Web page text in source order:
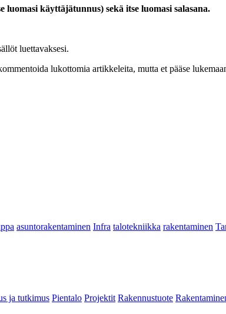
käyttäjätunnus) sekä itse luomasi salasana.
luettavaksesi.
lukottomia artikkeleita, mutta et pääse
asuntorakentaminen Infra talotekniikka rakentaminen
ja tutkimus Pientalo Projektit Rakennustuote